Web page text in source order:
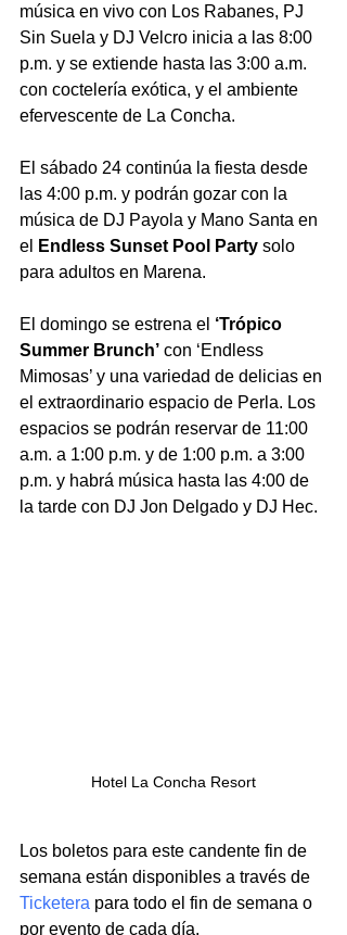
música en vivo con Los Rabanes, PJ
Sin Suela y DJ Velcro inicia a las 8:00
p.m. y se extiende hasta las 3:00 a.m.
con coctelería exótica, y el ambiente
efervescente de La Concha.
El sábado 24 continúa la fiesta desde
las 4:00 p.m. y podrán gozar con la
música de DJ Payola y Mano Santa en
el
Endless Sunset Pool Party solo
para adultos en Marena.
El domingo se estrena el ‘Trópico
Summer Brunch’ con ‘Endless
Mimosas’ y una variedad de delicias en
el extraordinario espacio de Perla. Los
espacios se podrán reservar de 11:00
a.m. a 1:00 p.m. y de 1:00 p.m. a 3:00
p.m. y habrá música hasta las 4:00 de
la tarde con DJ Jon Delgado y DJ Hec.
Hotel La Concha Resort
Los boletos para este candente fin de
semana están disponibles a través de
Ticketera para todo el fin de semana o
por evento de cada día.